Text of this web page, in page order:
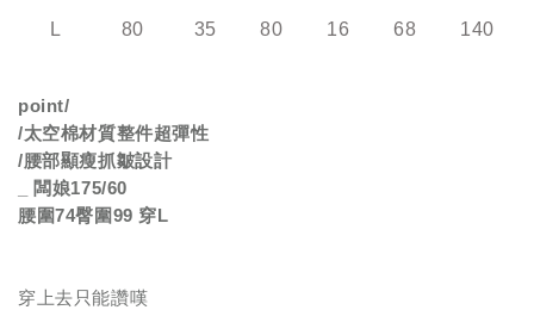
L 80 35 80 16 68 140
point/
/太空棉材質整件超彈性
/腰部顯瘦抓皺設計
闆娘175/60
腰圍74臀圍99穿 L
穿上去只能讚嘆